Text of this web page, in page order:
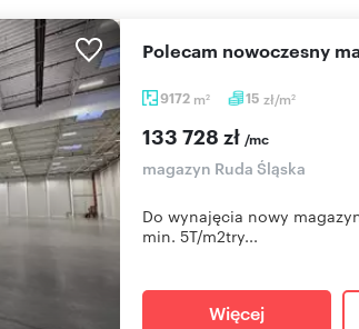
9172 m2 15 zł/m2
Polecam nowoczesny
133 728 zł /mc
magazyn Ruda Śląska
Do wynajęcia nowy
min. 5T/m2try...
Więcej